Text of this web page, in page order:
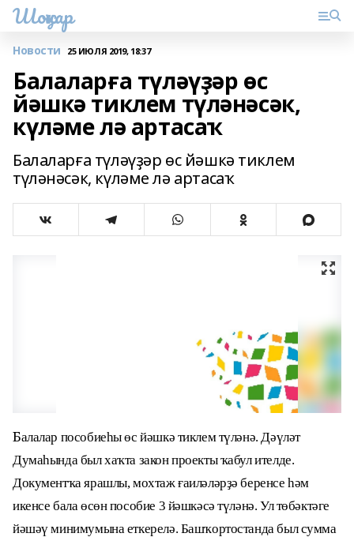
Шоңҡар
Новости 25 ИЮЛЯ 2019, 18:37
Балаларға түләүҙәр өс
йәшкә тиклем түләнәсәк,
күләме лә артасаҡ
Балаларға түләүҙәр өс йәшкә тиклем
түләнәсәк, күләме лә артасаҡ
Балалар пособиеһы өс йәшкә тиклем түләнә. Дәүләт
Думаһында был хаҡта закон проекты ҡабул ителде.
Документҡа ярашлы, мохтаж ғаиләләрҙә беренсе һәм
икенсе бала өсөн пособие 3 йәшкәсә түләнә. Ул төбәктәге
йәшәү минимумына еткерелә. Башҡортостанда был сумма